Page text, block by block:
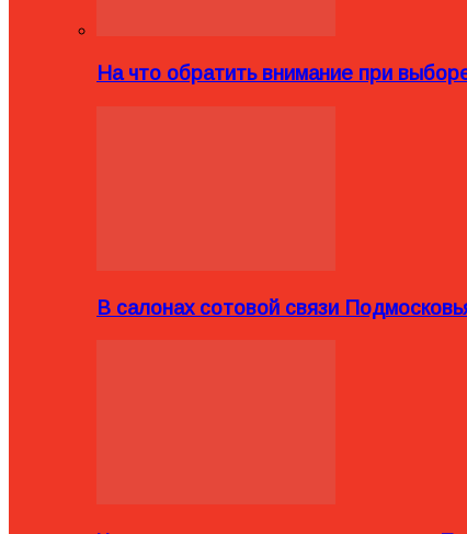
На что обратить внимание при
В салонах сотовой связи